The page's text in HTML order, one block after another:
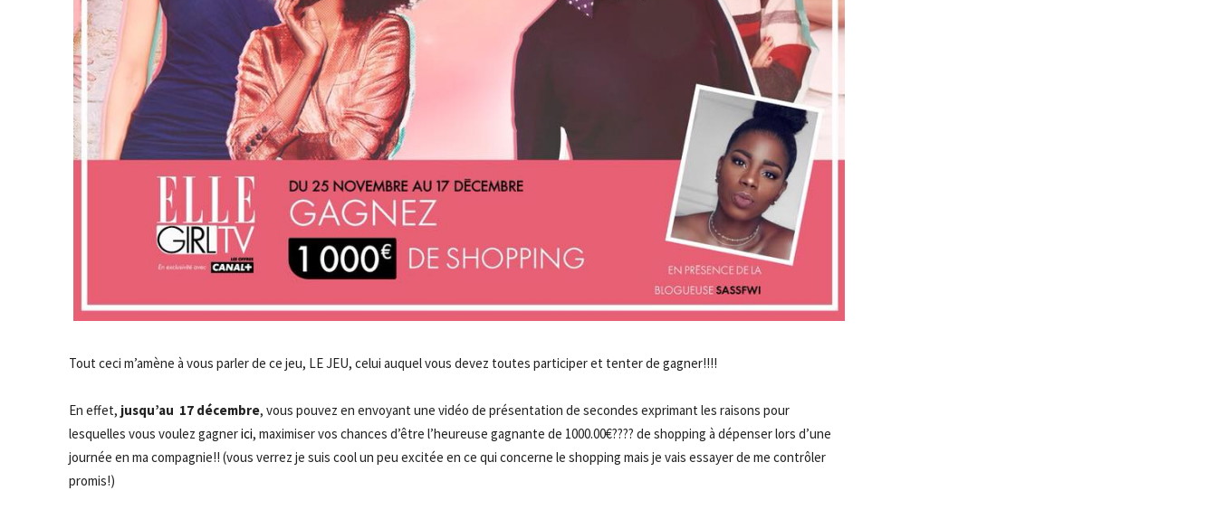
Tout ceci m’amène à vous parler de ce jeu, LE JEU, celui auquel vous devez toutes participer et tenter de gagner!!!!
En effet, jusqu’au 17 décembre, vous pouvez en envoyant une vidéo de présentation de secondes exprimant les raisons pour
lesquelles vous voulez gagnerici, maximiser vos chances d’être l’heureuse gagnante de 1000.00€???? de shopping à dépenser lors d’une
journée en ma compagnie!! (vous verrez je suis cool un peu excitée en ce qui concerne le shopping mais je vais essayer de me contrôler
promis!)